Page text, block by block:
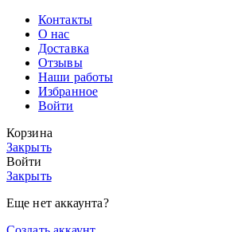
Контакты
О нас
Доставка
Отзывы
Наши работы
Избранное
Войти
Корзина
Закрыть
Войти
Закрыть
Еще нет аккаунта?